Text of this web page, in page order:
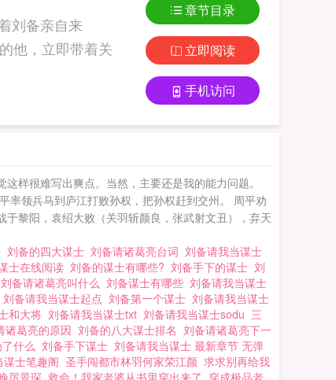
刘备亲自来
他，立即带着关
章节目录
立即阅读
手机访问
样很难写出爽点。当然，主要还是我的能力问题。
率领兵马到庐江打败孙权，把孙权赶到交州。 周平劝
黎阳，袁绍大败（关羽斩颜良，张武射文丑），弃天
刘备的四大谋士 刘备请诸葛亮台词 刘备请我当谋士
士在线阅读 刘备的谋士有哪些? 刘备手下的谋士 刘
刘备请诸葛亮叫什么 刘备谋士有哪些 刘备请我当谋士
刘备请我当谋士起点 刘备第一个谋士 刘备请我当谋士
和大将 刘备请我当谋士txt 刘备请我当谋士sodu 三
诸葛亮的原因 刘备的八大谋士排名 刘备请诸葛亮下一
什么 刘备手下谋士 刘备请我当谋士 最新章节 无弹
士笔趣阁 圣手闯都市林羽何家荣江颜 求求别再给我
厉景琛 救命！我家老婆从书里穿出来了 穿成极品老